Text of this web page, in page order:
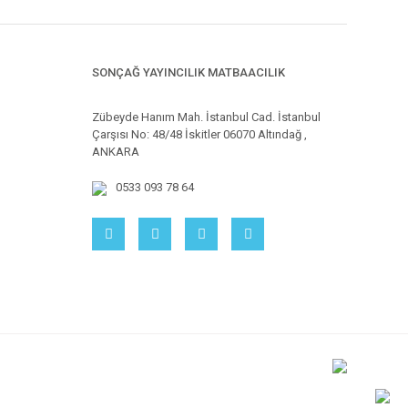
SONÇAĞ YAYINCILIK MATBAACILIK
Zübeyde Hanım Mah. İstanbul Cad. İstanbul
Çarşısı No: 48/48 İskitler 06070 Altındağ ,
ANKARA
0533 093 78 64